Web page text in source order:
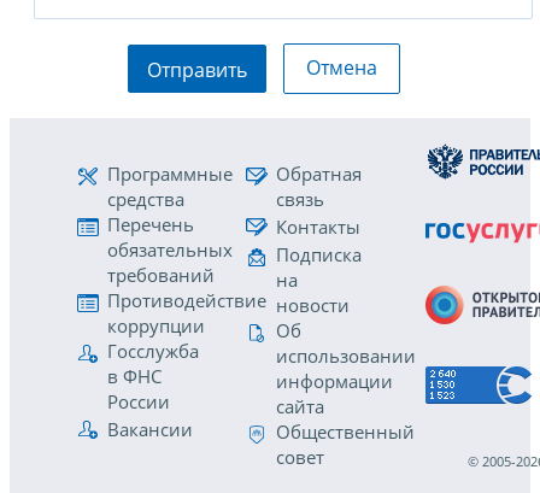
Отправить Отмена
Программные
средства
Перечень
обязательных
требований
Противодействие
коррупции
Госслужба
в ФНС
России
Вакансии
Обратная
связь
Контакты
Подписка
на
новости
Об
использовании
информации
сайта
Общественный
совет
© 2005-